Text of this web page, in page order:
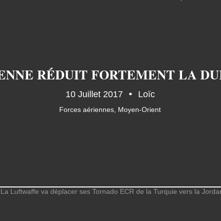
10 Juillet 2017 Loïc
Forces aériennes Moyen-Orient